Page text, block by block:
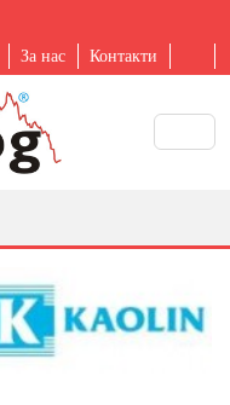
За нас Контакти